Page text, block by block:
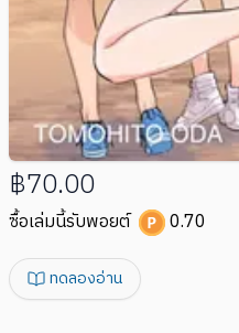
฿70.00
ซื้อเล่มนี้รับพอยต์ 0.70
ทดลองอ่าน